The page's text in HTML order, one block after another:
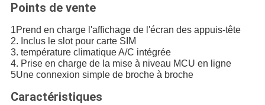
Points de vente
1Prend en charge l'affichage de l'écran des appuis-tête
2. Inclus le slot pour carte SIM
3. température climatique A/C intégrée
4. Prise en charge de la mise à niveau MCU en ligne
5Une connexion simple de broche à broche
Caractéristiques